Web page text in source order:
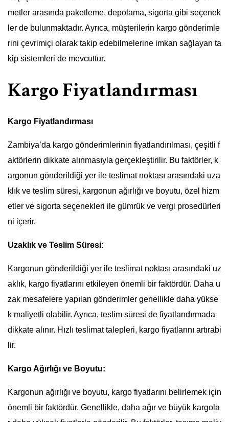
metler arasında paketleme, depolama, sigorta gibi seçenek
ler de bulunmaktadır. Ayrıca, müşterilerin kargo gönderimle
rini çevrimiçi olarak takip edebilmelerine imkan sağlayan ta
kip sistemleri de mevcuttur.
Kargo Fiyatlandırması
Kargo Fiyatlandırması
Zambiya’da kargo gönderimlerinin fiyatlandırılması, çeşitli f
aktörlerin dikkate alınmasıyla gerçekleştirilir. Bu faktörler, k
argonun gönderildiği yer ile teslimat noktası arasındaki uza
klık ve teslim süresi, kargonun ağırlığı ve boyutu, özel hizm
etler ve sigorta seçenekleri ile gümrük ve vergi prosedürleri
ni içerir.
Uzaklık ve Teslim Süresi:
Kargonun gönderildiği yer ile teslimat noktası arasındaki uz
aklık, kargo fiyatlarını etkileyen önemli bir faktördür. Daha u
zak mesafelere yapılan gönderimler genellikle daha yükse
k maliyetli olabilir. Ayrıca, teslim süresi de fiyatlandırmada
dikkate alınır. Hızlı teslimat talepleri, kargo fiyatlarını artırabi
lir.
Kargo Ağırlığı ve Boyutu:
Kargonun ağırlığı ve boyutu, kargo fiyatlarını belirlemek için
önemli bir faktördür. Genellikle, daha ağır ve büyük kargola